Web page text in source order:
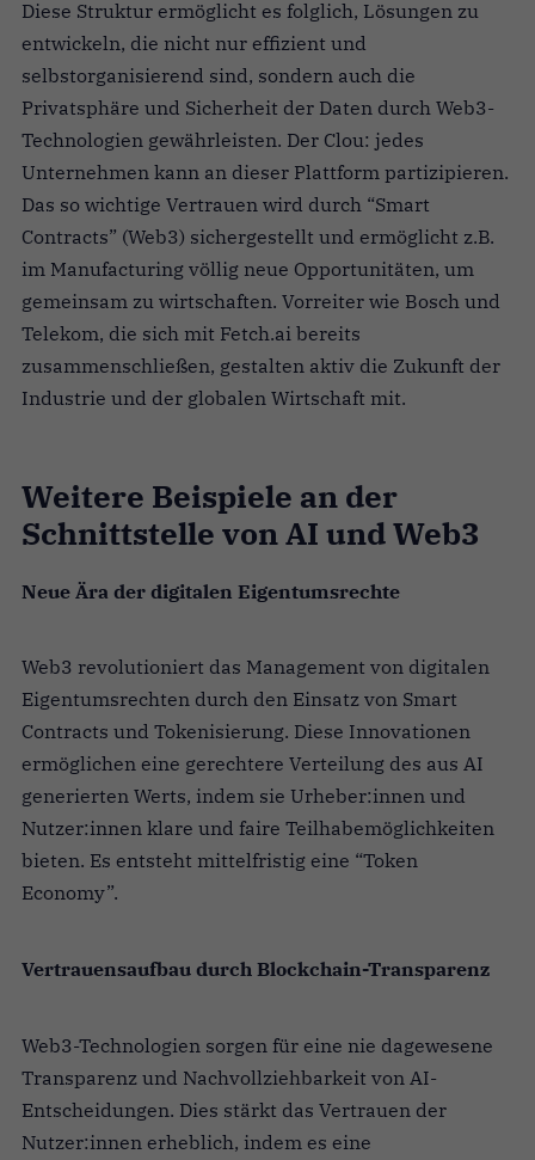
Diese Struktur ermöglicht es folglich, Lösungen zu
entwickeln, die nicht nur effizient und
selbstorganisierend sind, sondern auch die
Privatsphäre und Sicherheit der Daten durch Web3-
Technologien gewährleisten. Der Clou: jedes
Unternehmen kann an dieser Plattform partizipieren.
Das so wichtige Vertrauen wird durch “Smart
Contracts” (Web3) sichergestellt und ermöglicht z.B.
im Manufacturing völlig neue Opportunitäten, um
gemeinsam zu wirtschaften. Vorreiter wie Bosch und
Telekom, die sich mit Fetch.ai bereits
zusammenschließen, gestalten aktiv die Zukunft der
Industrie und der globalen Wirtschaft mit.
Weitere Beispiele an der
Schnittstelle von AI und Web3
Neue Ära der digitalen Eigentumsrechte
Web3 revolutioniert das Management von digitalen
Eigentumsrechten durch den Einsatz von Smart
Contracts und Tokenisierung. Diese Innovationen
ermöglichen eine gerechtere Verteilung des aus AI
generierten Werts, indem sie Urheber:innen und
Nutzer:innen klare und faire Teilhabemöglichkeiten
bieten. Es entsteht mittelfristig eine “Token
Economy”.
Vertrauensaufbau durch Blockchain-Transparenz
Web3-Technologien sorgen für eine nie dagewesene
Transparenz und Nachvollziehbarkeit von AI-
Entscheidungen. Dies stärkt das Vertrauen der
Nutzer:innen erheblich, indem es eine